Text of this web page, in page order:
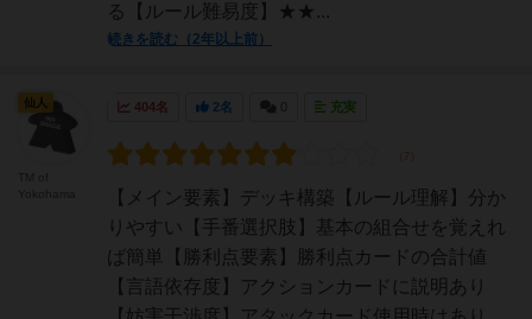
る【ルール難易度】★★...
続きを読む（2年以上前）
404名 2名 充実
【メイン要素】デッキ構築【ルール理解】分か
りやすい【手番選択肢】基本の組合せを覚えれ
ば簡単【勝利点要素】勝利点カードの合計値
【言語依存度】アクションカードに説明あり
仙人